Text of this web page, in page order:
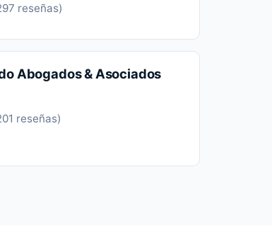
reseñas)
Abogados & Asociados
reseñas)